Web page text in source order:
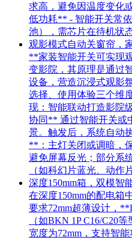
求高，避免因温度变化
低功耗** - 智能开关常
池），需芯片在待机状
观影模式自动关窗帘，
**家装智能开关可实现
变影院，其原理是通过
设备，营造沉浸式观影
选择、使用体验三个维
现：智能联动打造影院
协同** 通过智能开关或
景。触发后，系统自动
**：主灯关闭或调暗，
避免屏幕反光；部分系
（如科幻片蓝光、动作
深度150mm箱，双模智
在深度150mm的配电箱
要求72mm超薄设计，
（如BKN 1P C16/C20
宽度为72mm，支持智